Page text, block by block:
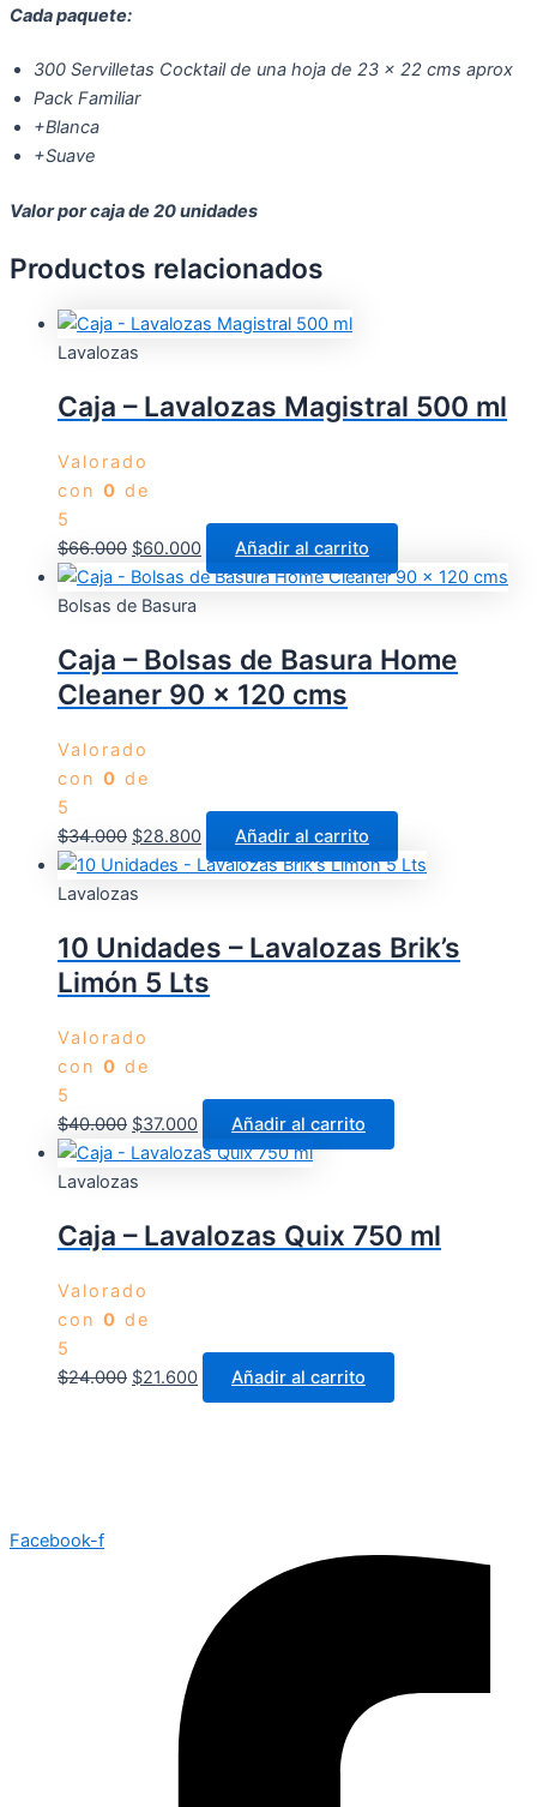
Cada paquete:
300 Servilletas Cocktail de una hoja de 23 x 22 cms aprox
Pack Familiar
+Blanca
+Suave
Valor por caja de 20 unidades
Productos relacionados
Lavalozas
Caja – Lavalozas Magistral 500 ml
Valorado
con 0 de
5
$66.000 $60.000 Añadir al carrito
Bolsas de Basura
Caja – Bolsas de Basura Home
Cleaner 90 x 120 cms
Valorado
con 0 de
5
$34.000 $28.800 Añadir al carrito
Lavalozas
10 Unidades – Lavalozas Brik’s
Limón 5 Lts
Valorado
con 0 de
5
$40.000 $37.000 Añadir al carrito
Lavalozas
Caja – Lavalozas Quix 750 ml
Valorado
con 0 de
5
$24.000 $21.600 Añadir al carrito
Facebook-f